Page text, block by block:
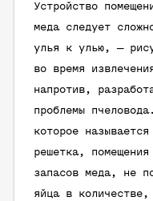
Устройство
меда следует
улья к улью, —
во время
напротив,
проблемы
которое
решетка,
запасов меда, не
яйца в количестве,